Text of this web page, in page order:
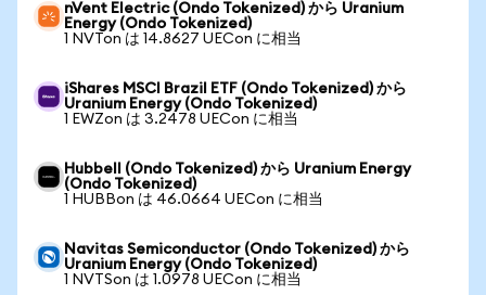
nVent Electric (Ondo Tokenized) から Uranium
Energy (Ondo Tokenized)
1 NVTon は 14.8627 UECon に相当
iShares MSCI Brazil ETF (Ondo Tokenized) から
Uranium Energy (Ondo Tokenized)
1 EWZon は 3.2478 UECon に相当
Hubbell (Ondo Tokenized) から Uranium Energy
(Ondo Tokenized)
1 HUBBon は 46.0664 UECon に相当
Navitas Semiconductor (Ondo Tokenized) から
Uranium Energy (Ondo Tokenized)
1 NVTSon は 1.0978 UECon に相当